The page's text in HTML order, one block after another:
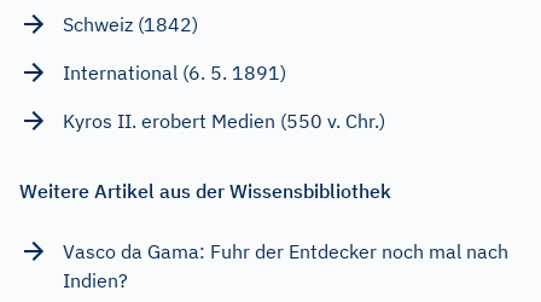
Schweiz (1842)
International (6. 5. 1891)
Kyros II. erobert Medien (550 v. Chr.)
Weitere Artikel aus der Wissensbibliothek
Vasco da Gama: Fuhr der Entdecker noch mal nach
Indien?